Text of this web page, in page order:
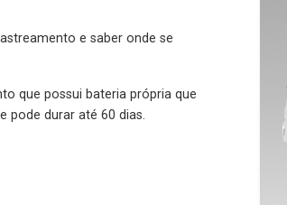
e saber onde se
que possui bateria própria que
pode durar até 60 dias.